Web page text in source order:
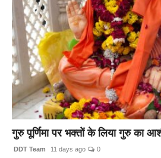
गुरु पूर्णिमा पर भक्तों के लिया गुरु का
DDT Team 11 days ago 0